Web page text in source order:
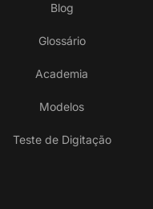
Blog
Glossário
Academia
Modelos
Teste de Digitação